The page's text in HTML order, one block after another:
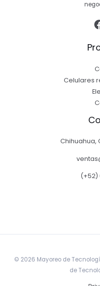
Celulares
Chihuahua,
(+52)
© 2026 Mayoreo de
de